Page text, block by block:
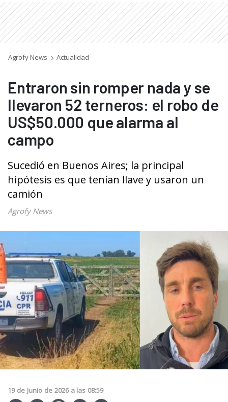
Agrofy News Actualidad
Entraron sin romper nada y se
llevaron 52 terneros: el robo de
US$50.000 que alarma al
campo
Sucedió en Buenos Aires; la principal
hipótesis es que tenían llave y usaron un
camión
Agrofy News
19 de Junio de 2026 a las 08:59